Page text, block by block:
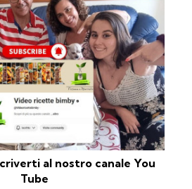
al nostro canale You
Tube